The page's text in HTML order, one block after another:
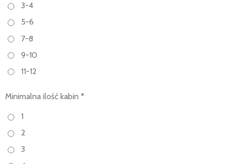
3-4
5-6
7-8
9-10
11-12
Minimalna ilość kabin *
1
2
3